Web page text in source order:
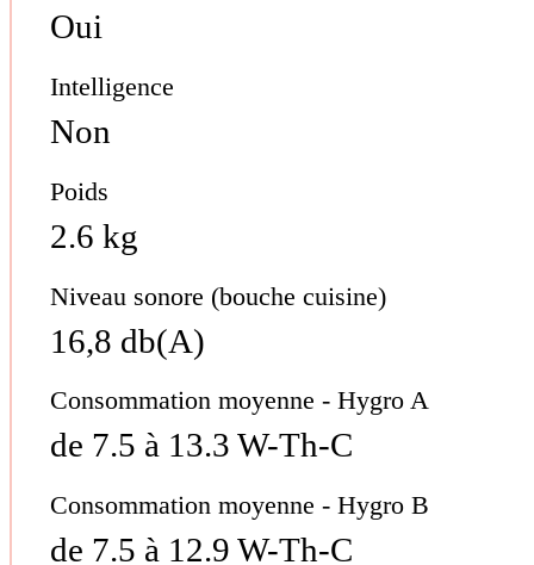
Oui
Intelligence
Non
Poids
2.6 kg
Niveau sonore (bouche cuisine)
16,8 db(A)
Consommation moyenne - Hygro A
de 7.5 à 13.3 W-Th-C
Consommation moyenne - Hygro B
de 7.5 à 12.9 W-Th-C